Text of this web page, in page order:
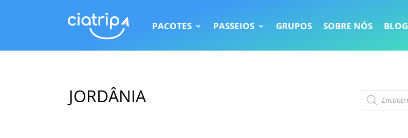
PACOTES PASSEIOS GRUPOS SOBRE NÓS BLOG
JORDÂNIA Pesquisar
produtos